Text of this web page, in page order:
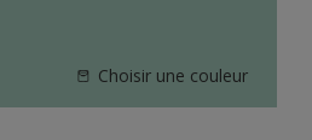
Choisir une couleur